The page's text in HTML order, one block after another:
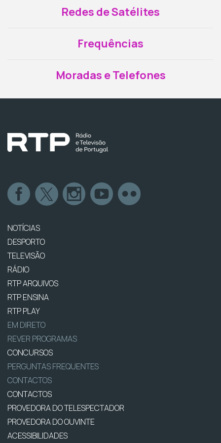
Redes de Satélites
Frequências
Moradas e Telefones
NOTÍCIAS
DESPORTO
TELEVISÃO
RÁDIO
RTP ARQUIVOS
RTP ENSINA
RTP PLAY
EM DIRETO
REVER PROGRAMAS
CONCURSOS
PERGUNTAS FREQUENTES
CONTACTOS
CONTACTOS
PROVEDORA DO TELESPECTADOR
PROVEDORA DO OUVINTE
ACESSIBILIDADES